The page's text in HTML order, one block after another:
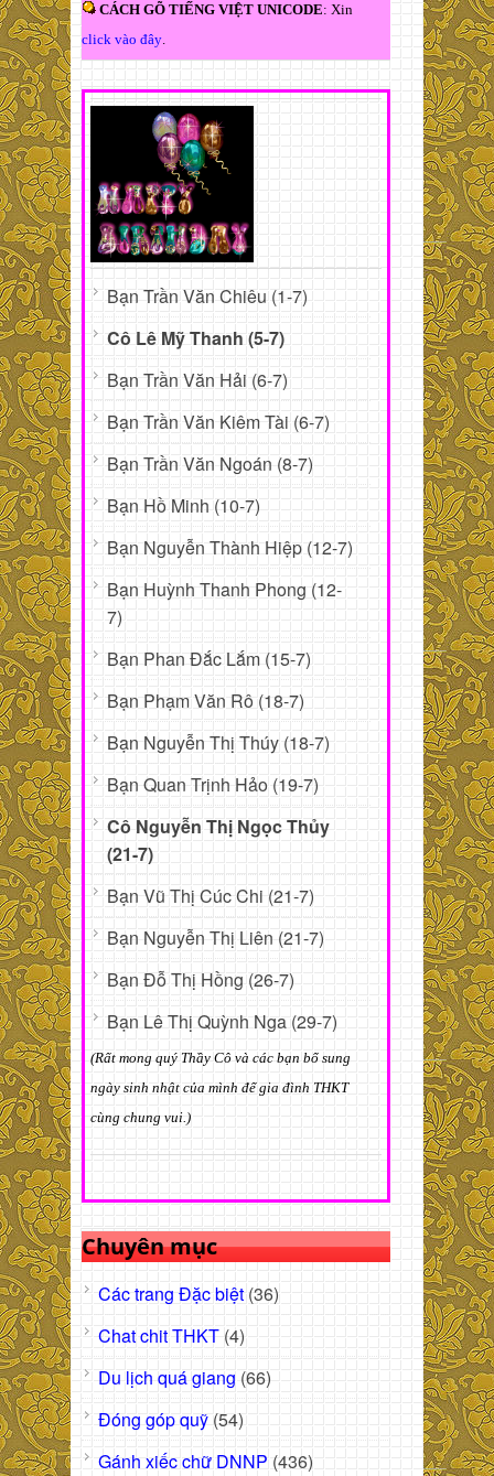
CÁCH GÕ TIẾNG VIỆT UNICODE: Xin
click vào đây.
Bạn Trần Văn Chiêu (1-7)
Cô Lê Mỹ Thanh (5-7)
Bạn Trần Văn Hải (6-7)
Bạn Trần Văn Kiêm Tài (6-7)
Bạn Trần Văn Ngoán (8-7)
Bạn Hồ Minh (10-7)
Bạn Nguyễn Thành Hiệp (12-7)
Bạn Huỳnh Thanh Phong (12-
7)
Bạn Phan Đắc Lắm (15-7)
Bạn Phạm Văn Rô (18-7)
Bạn Nguyễn Thị Thúy (18-7)
Bạn Quan Trịnh Hảo (19-7)
Cô Nguyễn Thị Ngọc Thủy
(21-7)
Bạn Vũ Thị Cúc Chi (21-7)
Bạn Nguyễn Thị Liên (21-7)
Bạn Đỗ Thị Hồng (26-7)
Bạn Lê Thị Quỳnh Nga (29-7)
(Rất mong quý Thầy Cô và các bạn bổ sung
ngày sinh nhật của mình để gia đình THKT
cùng chung vui.)
Chuyên mục
Các trang Đặc biệt (36)
Chat chit THKT (4)
Du lịch quá giang (66)
Đóng góp quỹ (54)
Gánh xiếc chữ DNNP (436)